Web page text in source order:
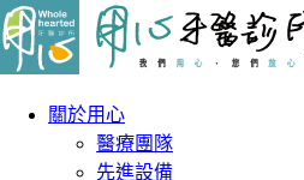
關於用心
醫療團隊
先進設備